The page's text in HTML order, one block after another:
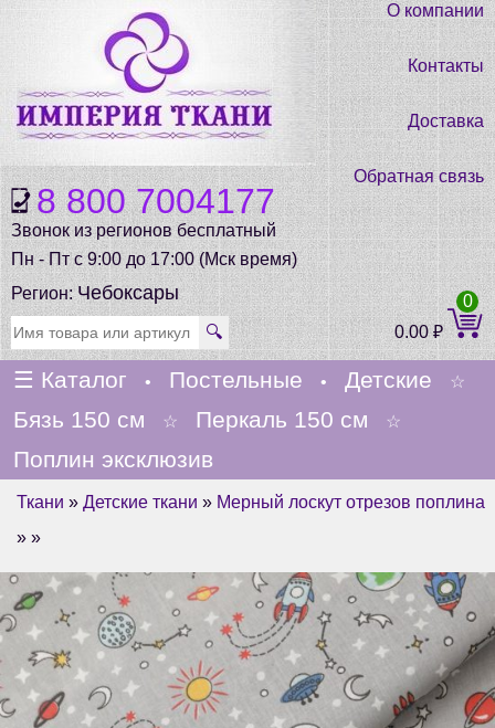
8 800 7004177
Звонок из регионов бесплатный
Пн - Пт с 9:00 до 17:00 (Мск время)
О компании
Контакты
Доставка
Обратная связь
Регион:Чебоксары
🔍 0.00₽
0
☰ Каталог • Постельные • Детские ☆
Бязь 150 см ☆ Перкаль 150 см ☆
Поплин эксклюзив
Ткани » Детские ткани » Мерный лоскут отрезов поплина
» »